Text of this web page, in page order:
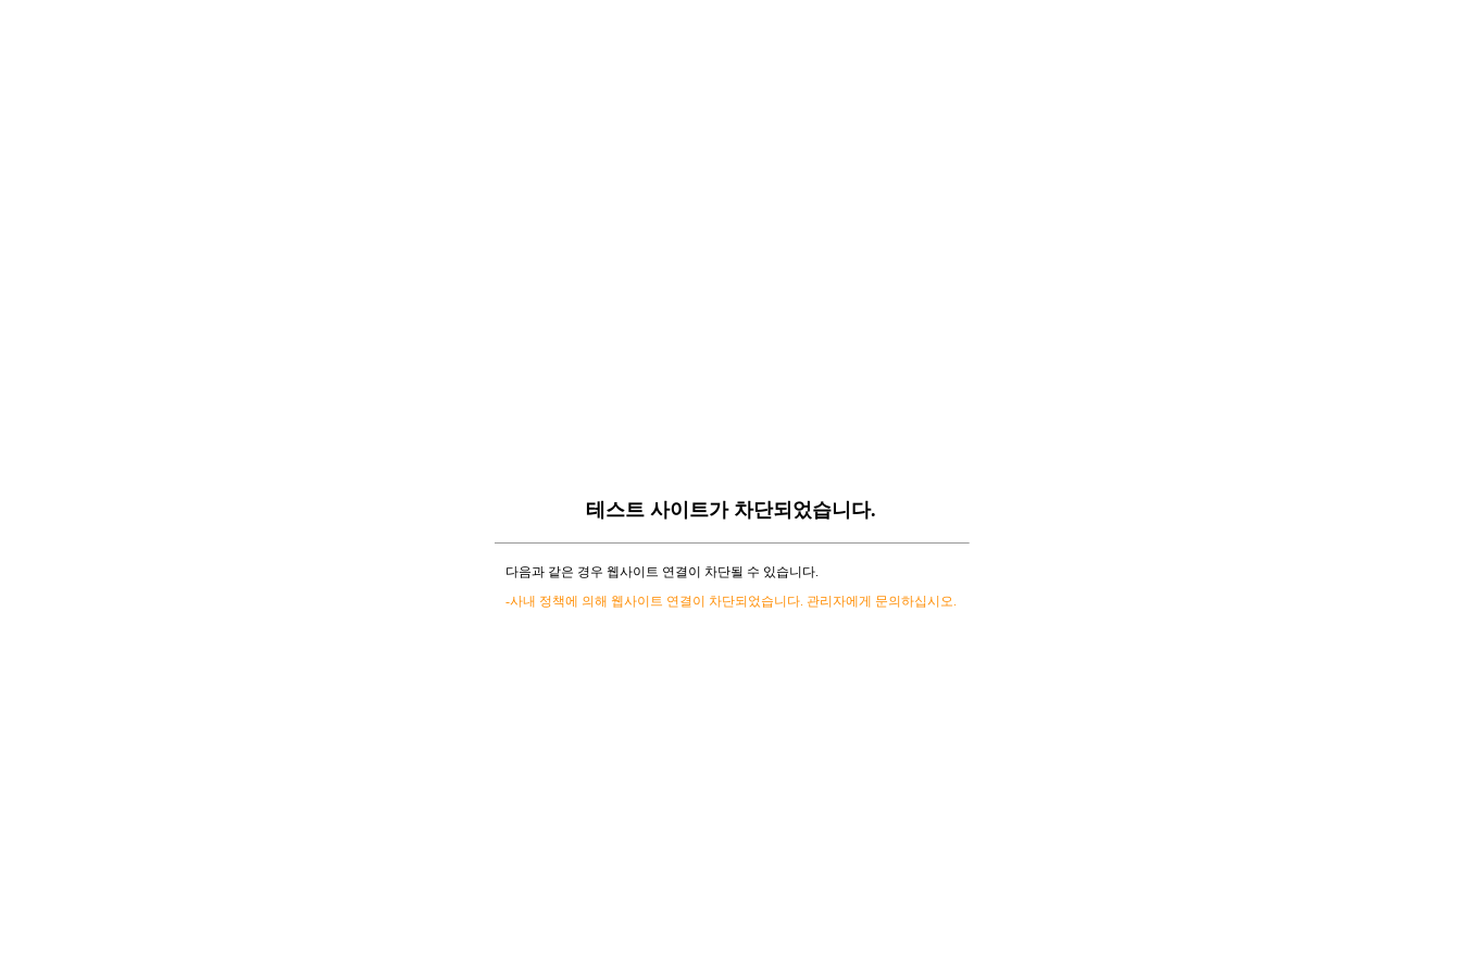
테스트 사이트가 차단되었습니다.
다음과 같은 경우 웹사이트 연결이 차단될 수 있습니다.
-사내 정책에 의해 웹사이트 연결이 차단되었습니다. 관리자에게 문의하십시오.